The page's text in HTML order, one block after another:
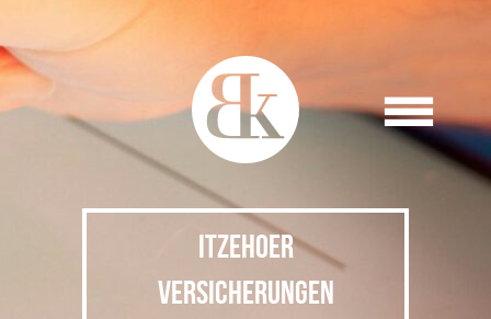
ITZEHOER
VERSICHERUNGEN